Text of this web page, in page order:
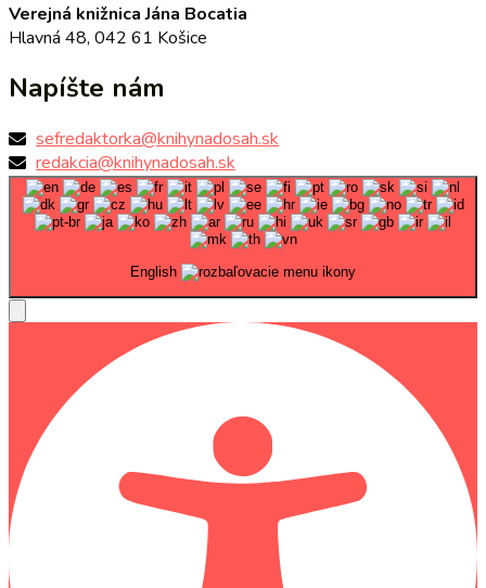
Verejná knižnica Jána Bocatia
Hlavná 48, 042 61 Košice
Napíšte nám
sefredaktorka@knihynadosah.sk
redakcia@knihynadosah.sk
English